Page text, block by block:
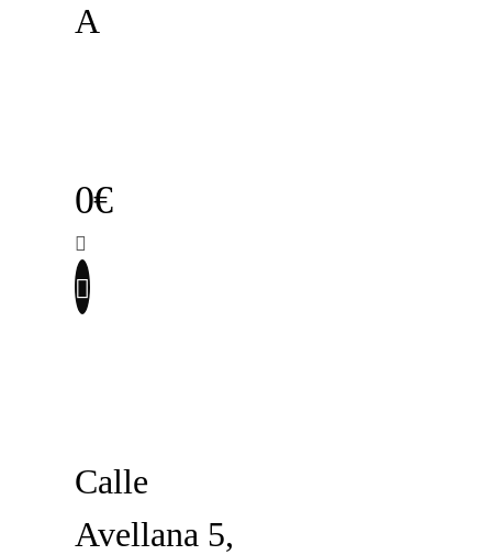
A
0€
Calle
Avellana 5,